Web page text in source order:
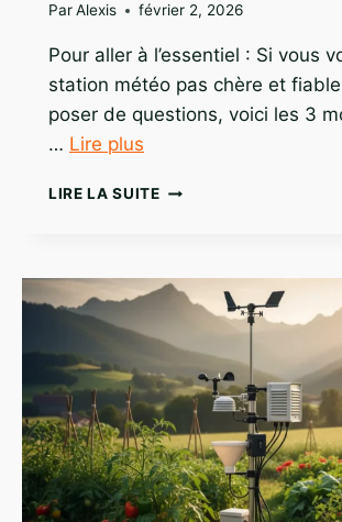
ParAlexis février 2, 2026
Pour aller à l’essentiel : Si vous
station météo pas chère et
poser de questions, voici les 3
… Lire plus
LIRE LA SUITEQUELLE
CHÈRE
CHOISIR
?
3
MODÈLES
QUE
JE
RECOMMANDE
VRAIMENT